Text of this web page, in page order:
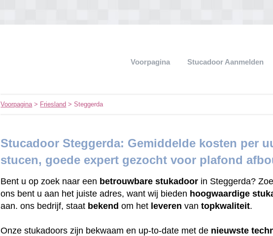
Voorpagina Stucadoor Aanmelden
Voorpagina> Friesland > Steggerda
Stucadoor Steggerda: Gemiddelde kosten per
stucen, goede expert gezocht voor plafond
Bent u op zoek naar een betrouwbare stukadoor in Steggerda?
ons bent u aan het juiste adres, want wij bieden hoogwaardige
aan. ons bedrijf, staat bekend om het leveren vantopkwaliteit.
Onze stukadoors zijn bekwaam en up-to-date met de nieuwste